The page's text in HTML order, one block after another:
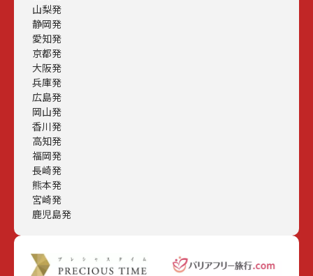
山梨発
静岡発
愛知発
京都発
大阪発
兵庫発
広島発
岡山発
香川発
高知発
福岡発
長崎発
熊本発
宮崎発
鹿児島発